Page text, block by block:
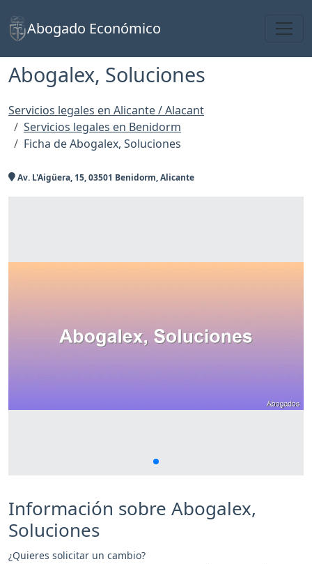
Abogado Económico
Abogalex, Soluciones
Servicios legales en Alicante / Alacant
Servicios legales en Benidorm
Ficha de Abogalex, Soluciones
Av. L'Aigüera, 15, 03501 Benidorm, Alicante
Información sobre Abogalex,
Soluciones
¿Quieres solicitar un cambio?